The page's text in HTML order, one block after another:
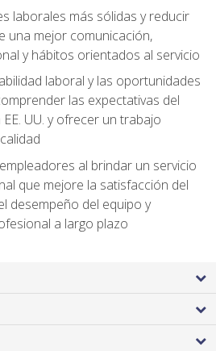
laborales más sólidas y reducir
una mejor comunicación,
y hábitos orientados al servicio
laboral y las oportunidades
las expectativas del
UU. y ofrecer un trabajo
al brindar un servicio
que mejore la satisfacción del
desempeño del equipo y
a largo plazo